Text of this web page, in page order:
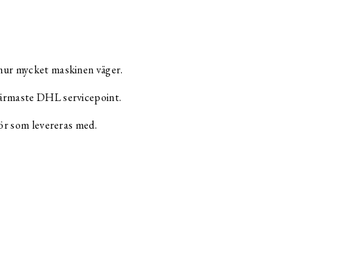
mycket maskinen väger.
DHL servicepoint.
som levereras med.